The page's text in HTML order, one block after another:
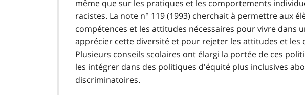
3
même que sur les pratiques et les comportements
racistes. La note n° 119 (1993) cherchait à permettre aux
compétences et les attitudes nécessaires pour vivre dans
apprécier cette diversité et pour rejeter les attitudes et
Plusieurs conseils scolaires ont élargi la portée de ces
les intégrer dans des politiques d'équité plus inclusives
discriminatoires.